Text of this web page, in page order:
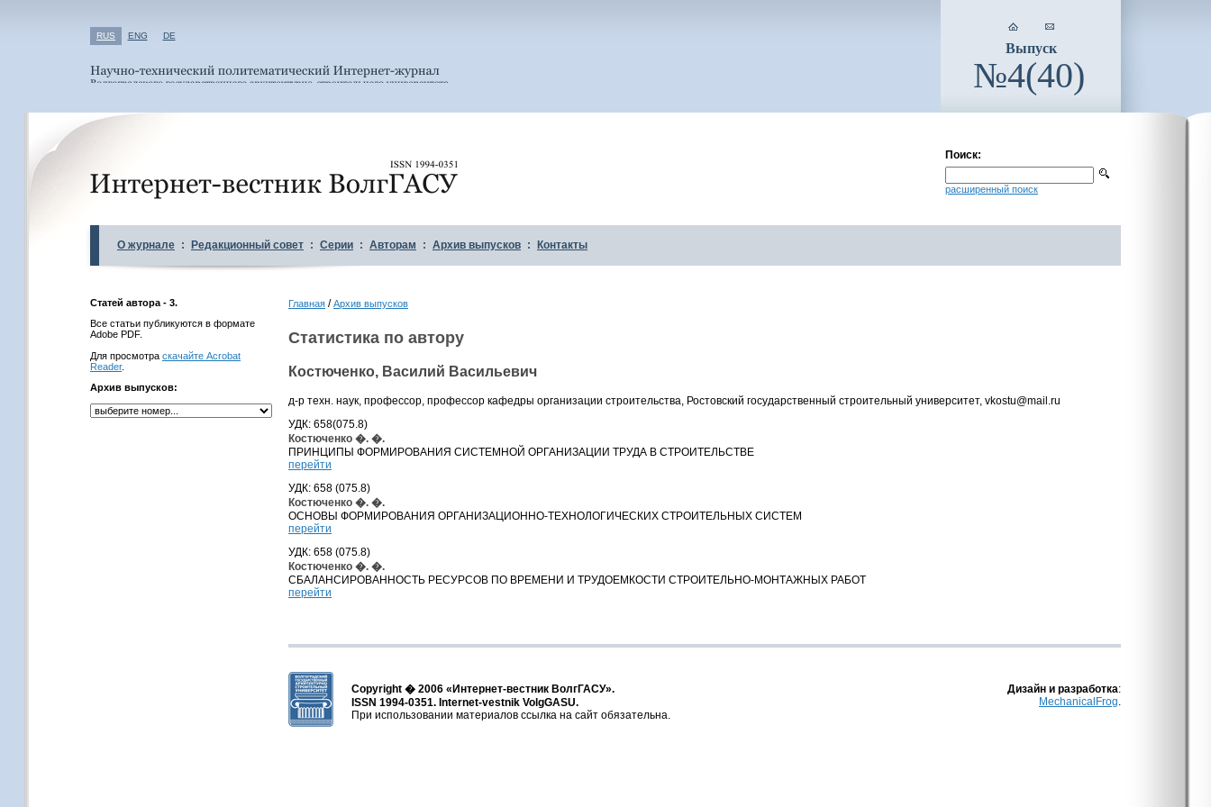
RUS ENG DE
Выпуск
№4(40)
Поиск:
расширенный поиск
О журнале : Редакционный совет : Серии : Авторам : Архив выпусков : Контакты
Статей автора - 3.
Все статьи публикуются в формате
Adobe PDF.
Для просмотра скачайте Acrobat
Reader.
Архив выпусков:
Главная /Архив выпусков
Статистика по автору
Костюченко, Василий Васильевич
д-р техн. наук, профессор, профессор кафедры организации строительства, Ростовский государственный строительный университет, vkostu@mail.ru
УДК: 658(075.8)
Костюченко �. �.
ПРИНЦИПЫ ФОРМИРОВАНИЯ СИСТЕМНОЙ ОРГАНИЗАЦИИ ТРУДА В СТРОИТЕЛЬСТВЕ
перейти
УДК: 658 (075.8)
Костюченко �. �.
ОСНОВЫ ФОРМИРОВАНИЯ ОРГАНИЗАЦИОННО-ТЕХНОЛОГИЧЕСКИХ СТРОИТЕЛЬНЫХ СИСТЕМ
перейти
УДК: 658 (075.8)
Костюченко �. �.
СБАЛАНСИРОВАННОСТЬ РЕСУРСОВ ПО ВРЕМЕНИ И ТРУДОЕМКОСТИ СТРОИТЕЛЬНО-МОНТАЖНЫХ РАБОТ
перейти
Copyright � 2006 «Интернет-вестник ВолгГАСУ».
ISSN 1994-0351. Internet-vestnik VolgGASU.
При использовании материалов ссылка на сайт обязательна.
Дизайн и разработка:
MechanicalFrog.